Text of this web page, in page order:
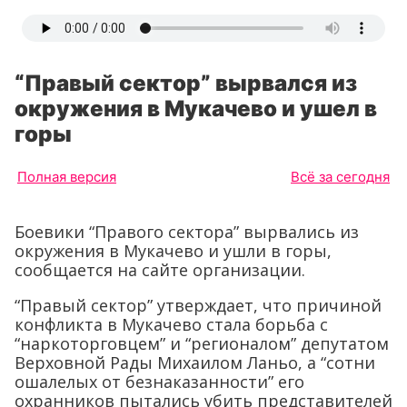
“Правый сектор” вырвался из
окружения в Мукачево и ушел в
горы
Полная версия Всё за сегодня
Боевики “Правого сектора” вырвались из
окружения в Мукачево и ушли в горы,
сообщается на сайте организации.
“Правый сектор” утверждает, что причиной
конфликта в Мукачево стала борьба с
“наркоторговцем” и “регионалом” депутатом
Верховной Рады Михаилом Ланьо, а “сотни
ошалелых от безнаказанности” его
охранников пытались убить представителей